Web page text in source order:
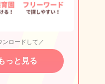
ンロードして／
っと見る